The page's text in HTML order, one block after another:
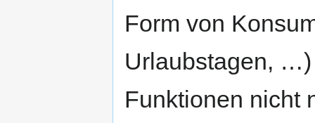
Form von
Urlaubstagen, …)
Funktionen nicht